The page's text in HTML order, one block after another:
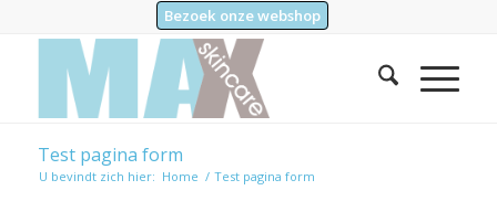
Bezoek onze webshop
Test pagina form
U bevindt zich hier: Home / Test pagina form